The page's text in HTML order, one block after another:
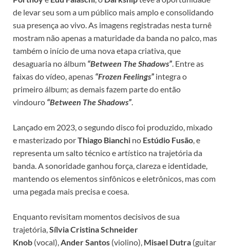
de levar seu som a um público mais amplo e consolidando
sua presença ao vivo. As imagens registradas nesta turnê
mostram não apenas a maturidade da banda no palco, mas
também o início de uma nova etapa criativa, que
desaguaria no álbum “Between The Shadows”. Entre as
faixas do vídeo, apenas “Frozen Feelings” integra o
primeiro álbum; as demais fazem parte do então
vindouro “Between The Shadows”.
Lançado em 2023, o segundo disco foi produzido, mixado
e masterizado porThiago Bianchi no Estúdio Fusão, e
representa um salto técnico e artístico na trajetória da
banda. A sonoridade ganhou força, clareza e identidade,
mantendo os elementos sinfônicos e eletrônicos, mas com
uma pegada mais precisa e coesa.
Enquanto revisitam momentos decisivos de sua
trajetória,Sílvia Cristina Schneider
Knob (vocal),AnderSantos (violino), Misael Dutra (guitar